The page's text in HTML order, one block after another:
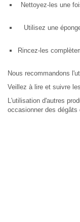
Nettoyez-les une
Utilisez une
Rincez-les
Nous recommandons
Veillez à lire et suivre
L'utilisation d'autres
occasionner des